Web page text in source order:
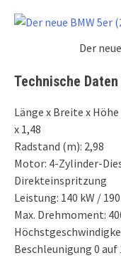
Der
Technische
Länge x Breite x
x 1,48
Radstand (m): 2,98
Motor: 4-Zylinder-
Direkteinspritzung
Leistung: 140 kW /
Max. Drehmoment:
Beschleunigung 0 auf